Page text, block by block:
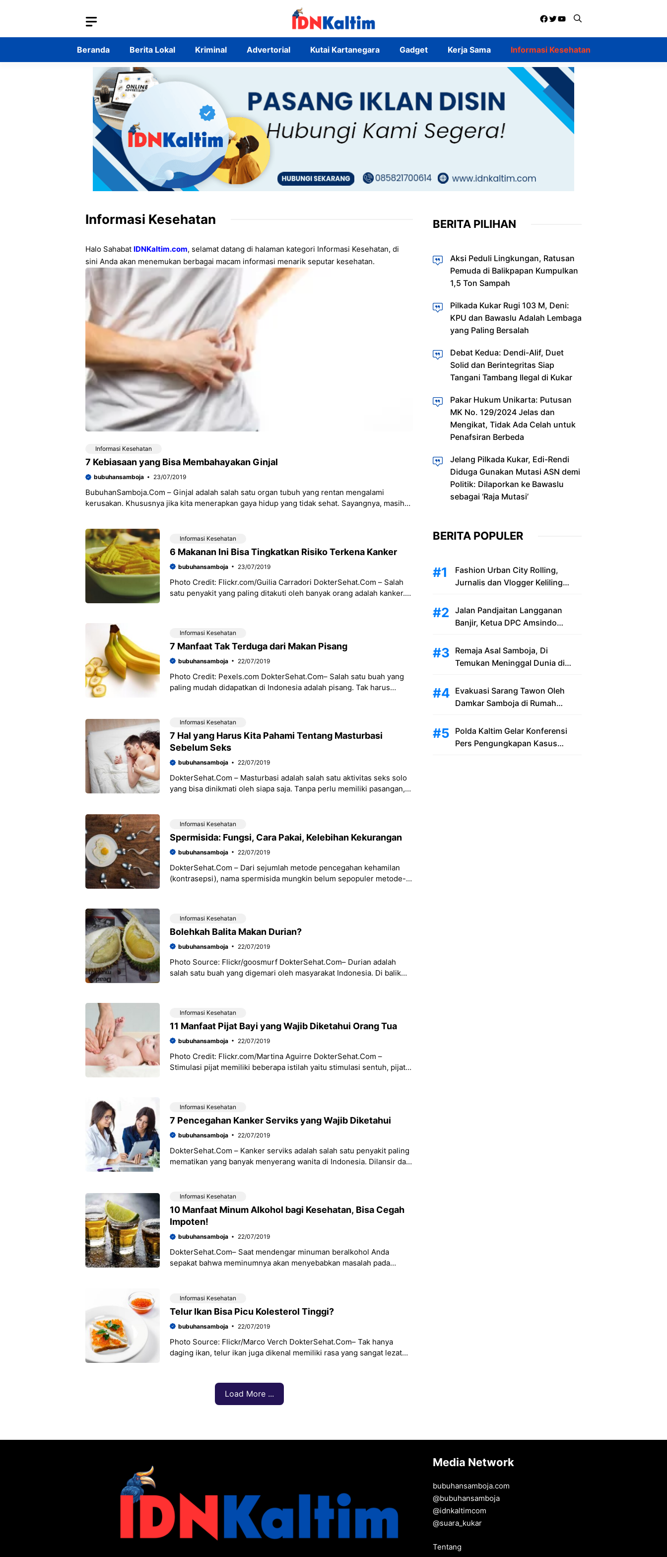
Facebook
Twitter
YouTube
Beranda Berita Lokal Kriminal Advertorial Kutai Kartanegara Gadget Kerja Sama Informasi Kesehatan
Informasi Kesehatan
Halo Sahabat IDNKaltim.com, selamat datang di halaman kategori Informasi Kesehatan, di
sini Anda akan menemukan berbagai macam informasi menarik seputar kesehatan.
Informasi Kesehatan
7 Kebiasaan yang Bisa Membahayakan Ginjal
bubuhansamboja 23/07/2019
BubuhanSamboja.Com – Ginjal adalah salah satu organ tubuh yang rentan mengalami
kerusakan. Khususnya jika kita menerapkan gaya hidup yang tidak sehat. Sayangnya, masih
Informasi Kesehatan
6 Makanan Ini Bisa Tingkatkan Risiko Terkena Kanker
bubuhansamboja 23/07/2019
Photo Credit: Flickr.com/Guilia Carradori DokterSehat.Com – Salah
satu penyakit yang paling ditakuti oleh banyak orang adalah kanker.
Informasi Kesehatan
7 Manfaat Tak Terduga dari Makan Pisang
bubuhansamboja 22/07/2019
Photo Credit: Pexels.com DokterSehat.Com– Salah satu buah yang
paling mudah didapatkan di Indonesia adalah pisang. Tak harus
Informasi Kesehatan
7 Hal yang Harus Kita Pahami Tentang Masturbasi
Sebelum Seks
bubuhansamboja 22/07/2019
DokterSehat.Com – Masturbasi adalah salah satu aktivitas seks solo
yang bisa dinikmati oleh siapa saja. Tanpa perlu memiliki pasangan,
Informasi Kesehatan
Spermisida: Fungsi, Cara Pakai, Kelebihan Kekurangan
bubuhansamboja 22/07/2019
DokterSehat.Com – Dari sejumlah metode pencegahan kehamilan
(kontrasepsi), nama spermisida mungkin belum sepopuler metode-
Informasi Kesehatan
Bolehkah Balita Makan Durian?
bubuhansamboja 22/07/2019
Photo Source: Flickr/goosmurf DokterSehat.Com– Durian adalah
salah satu buah yang digemari oleh masyarakat Indonesia. Di balik
Informasi Kesehatan
11 Manfaat Pijat Bayi yang Wajib Diketahui Orang Tua
bubuhansamboja 22/07/2019
Photo Credit: Flickr.com/Martina Aguirre DokterSehat.Com –
Stimulasi pijat memiliki beberapa istilah yaitu stimulasi sentuh, pijat
Informasi Kesehatan
7 Pencegahan Kanker Serviks yang Wajib Diketahui
bubuhansamboja 22/07/2019
DokterSehat.Com – Kanker serviks adalah salah satu penyakit paling
mematikan yang banyak menyerang wanita di Indonesia. Dilansir dari
Informasi Kesehatan
10 Manfaat Minum Alkohol bagi Kesehatan, Bisa Cegah
Impoten!
bubuhansamboja 22/07/2019
DokterSehat.Com– Saat mendengar minuman beralkohol Anda
sepakat bahwa meminumnya akan menyebabkan masalah pada
Informasi Kesehatan
Telur Ikan Bisa Picu Kolesterol Tinggi?
bubuhansamboja 22/07/2019
Photo Source: Flickr/Marco Verch DokterSehat.Com– Tak hanya
daging ikan, telur ikan juga dikenal memiliki rasa yang sangat lezat
Load More ...
BERITA PILIHAN
Aksi Peduli Lingkungan, Ratusan
Pemuda di Balikpapan Kumpulkan
1,5 Ton Sampah
Pilkada Kukar Rugi 103 M, Deni:
KPU dan Bawaslu Adalah Lembaga
yang Paling Bersalah
Debat Kedua: Dendi-Alif, Duet
Solid dan Berintegritas Siap
Tangani Tambang Ilegal di Kukar
Pakar Hukum Unikarta: Putusan
MK No. 129/2024 Jelas dan
Mengikat, Tidak Ada Celah untuk
Penafsiran Berbeda
Jelang Pilkada Kukar, Edi-Rendi
Diduga Gunakan Mutasi ASN demi
Politik: Dilaporkan ke Bawaslu
sebagai ‘Raja Mutasi’
BERITA POPULER
Fashion Urban City Rolling,
Jurnalis dan Vlogger Keliling
Stylo 160
Jalan Pandjaitan Langganan
Banjir, Ketua DPC Amsindo
Solusi Saat Penumpang Bandara
dan Masyarakat Terjebak Banjir
Remaja Asal Samboja, Di
Temukan Meninggal Dunia di
Evakuasi Sarang Tawon Oleh
Damkar Samboja di Rumah
Polda Kaltim Gelar Konferensi
Pers Pengungkapan Kasus
Media Network
bubuhansamboja.com
@bubuhansamboja
@idnkaltimcom
@suara_kukar
Tentang